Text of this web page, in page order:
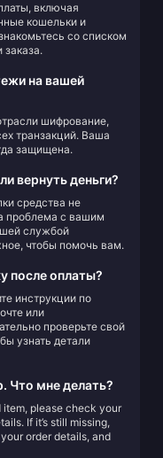
включая
кошельки и
со списком
заказа.
на вашей
шифрование,
транзакций. Ваша
защищена.
вернуть деньги?
средства не
проблема с вашим
службой
чтобы помочь вам.
после оплаты?
инструкции по
или
проверьте свой
узнать детали
Что мне делать?
please check your
If it’s still missing,
order details, and